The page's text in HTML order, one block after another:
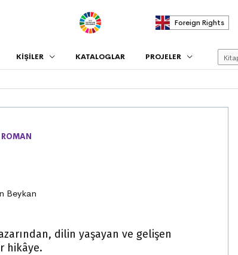
. Foreign Rights
KİŞİLER KATALOGLAR PROJELER
ROMAN
Beykan
dilin yaşayan ve gelişen
hikâye.